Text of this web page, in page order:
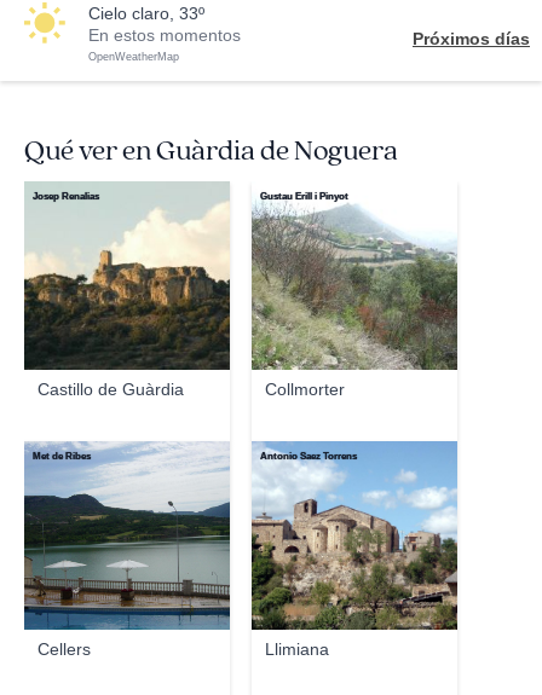
cielo claro, 33º
En estos momentos
OpenWeatherMap
Próximos días
Qué ver en Guàrdia de Noguera
Castillo de Guàrdia
Josep Renalias
Collmorter
Gustau Erill i Pinyot
Cellers
Met de Ribes
Llimiana
Antonio Saez Torrens